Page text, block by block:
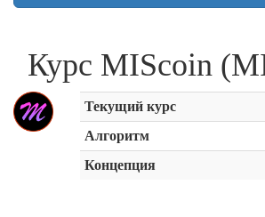
Курс MIScoin
Текущий курс
Алгоритм
Концепция